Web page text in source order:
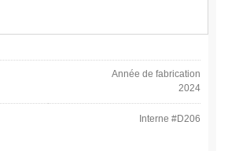
Année de fabrication
2024
Interne #D206